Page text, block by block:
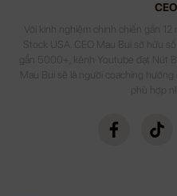
Với kinh nghiệm chinh chiến gần
Stock USA. CEO Mau Bui sở hữu
gần 5000+, kênh Youtube đạt Nút
Mau Bui sẽ là người coaching
phù hợp